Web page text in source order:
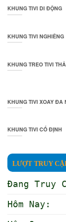
KHUNG TIVI DI ĐỘNG
KHUNG TIVI NGHIÊNG
KHUNG TREO TIVI
KHUNG TIVI XOAY ĐA
KHUNG TIVI CỐ ĐỊNH
LƯỢT TRUY
Đang
Hôm